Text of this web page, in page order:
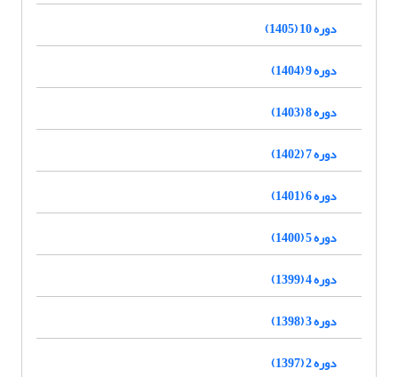
دوره 10 (1405)
دوره 9 (1404)
دوره 8 (1403)
دوره 7 (1402)
دوره 6 (1401)
دوره 5 (1400)
دوره 4 (1399)
دوره 3 (1398)
دوره 2 (1397)